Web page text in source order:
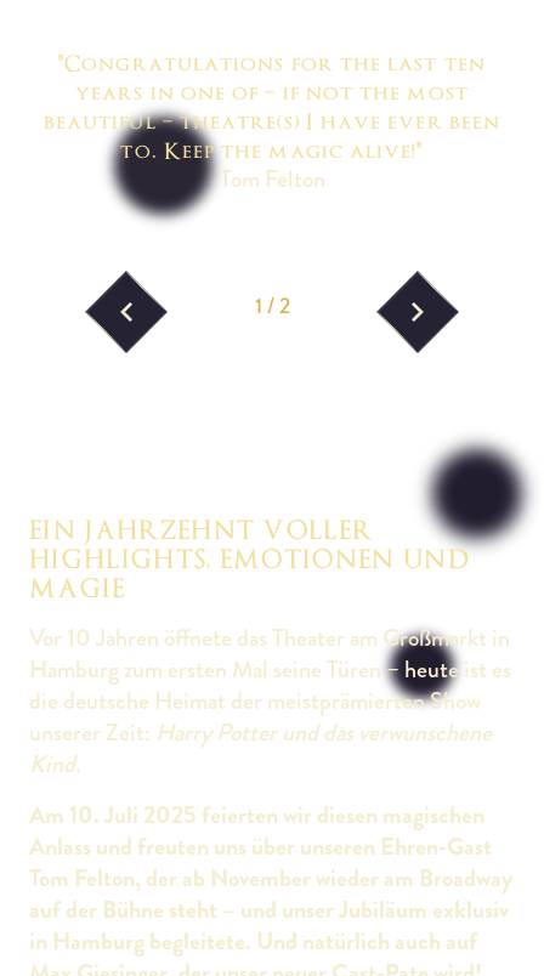
"Congratulations for the last ten
years in one of – if not the most
beautiful – theatre(s) I have ever been
to. Keep the magic alive!"
Tom Felton
Vorheriges Bild Nächstes Bild
1/2
EIN JAHRZEHNT VOLLER
HIGHLIGHTS, EMOTIONEN UND
MAGIE
Vor 10 Jahren öffnete das Theater am Großmarkt in
Hamburg zum ersten Mal seine Türen – heute ist es
die deutsche Heimat der meistprämierten Show
unserer Zeit: Harry Potter und das verwunschene
Kind.
Am 10. Juli 2025 feierten wir diesen magischen
Anlass und freuten uns über unseren Ehren-Gast
Tom Felton, der ab November wieder am Broadway
auf der Bühne steht – und unser Jubiläum exklusiv
in Hamburg begleitete. Und natürlich auch auf